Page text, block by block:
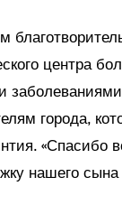
центра
города,
«Спасибо
нашего сына